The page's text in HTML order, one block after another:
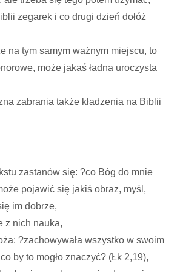
zegarek i co drugi dzień dołóż
na tym samym ważnym miejscu, to
może jakaś ładna uroczysta
zabrania także kładzenia na Biblii
zastanów się: ?co Bóg do mnie
pojawić się jakiś obraz, myśl,
im dobrze,
z nich nauka,
?zachowywała wszystko w swoim
by to mogło znaczyć? (Łk 2,19),